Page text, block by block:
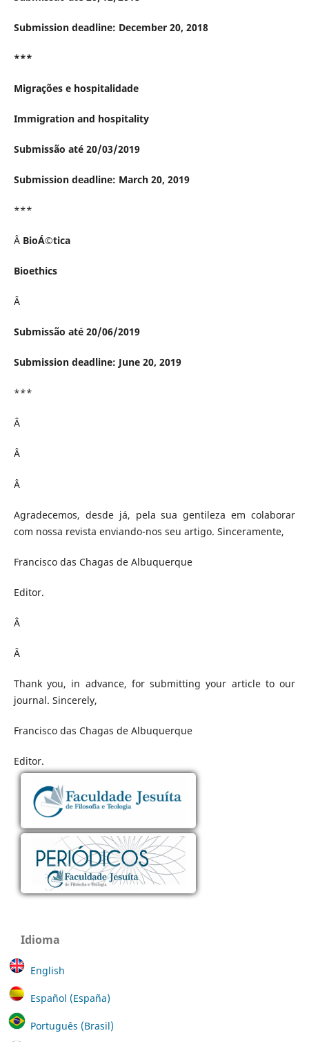
Submission deadline: December 20, 2018
***
Migrações e hospitalidade
Immigration and hospitality
Submissão até 20/03/2019
Submission deadline: March 20, 2019
***
Â BioÁ©tica
Bioethics
Â
Submissão até 20/06/2019
Submission deadline: June 20, 2019
***
Â
Â
Â
Agradecemos, desde já, pela sua gentileza em colaborar
com nossa revista enviando-nos seu artigo. Sinceramente,
Francisco das Chagas de Albuquerque
Editor.
Â
Â
Thank you, in advance, for submitting your article to our
journal. Sincerely,
Francisco das Chagas de Albuquerque
Editor.
Idioma
English
Español (España)
Português (Brasil)